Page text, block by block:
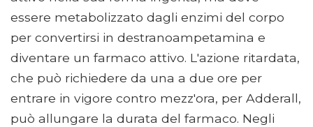
essere metabolizzato dagli enzimi del corpo
per convertirsi in destranoampetamina e
diventare un farmaco attivo. L'azione ritardata,
che può richiedere da una a due ore per
entrare in vigore contro mezz'ora, per Adderall,
può allungare la durata del farmaco. Negli